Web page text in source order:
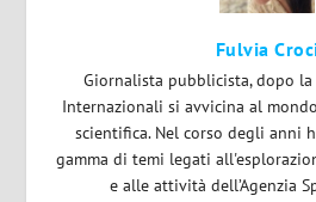
Fulvia
Giornalista pubblicista, dopo
Internazionali si avvicina al
scientifica. Nel corso degli anni
gamma di temi legati
e alle attività dell’Agenzia